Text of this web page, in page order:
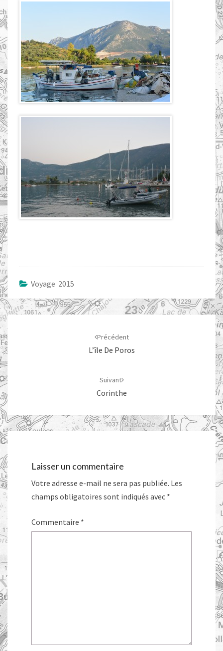
Voyage 2015
Navigation
d'article
Précédent
L’île De Poros
Suivant
Corinthe
Laisser un commentaire
Votre adresse e-mail ne sera pas publiée. Les
champs obligatoires sont indiqués avec *
Commentaire *